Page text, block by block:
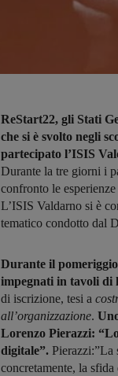
ReStart22, gli Stati
che si è svolto negli
partecipato l’ISIS
Durante la tre giorni i
confronto le
L’ISIS Valdarno si è
tematico condotto dal
Durante il
impegnati in tavoli di
di iscrizione, tesi a
all’organizzazione.
Lorenzo Pierazzi:
digitale”. Pierazzi:”La
concretamente, la